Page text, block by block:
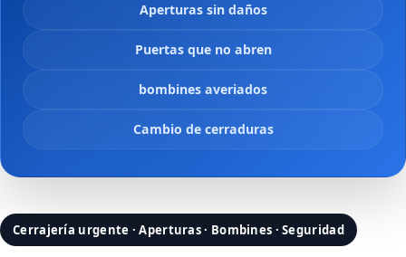
Aperturas sin daños
Puertas que no abren
bombines averiados
Cambio de cerraduras
Cerrajería urgente · Aperturas · Bombines · Seguridad